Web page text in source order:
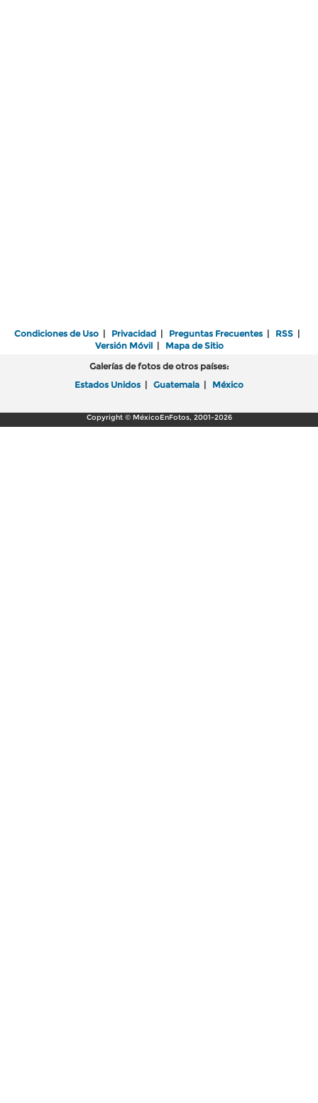
Condiciones de Uso | Privacidad | Preguntas Frecuentes | RSS |
Versión Móvil| Mapa de Sitio
Galerías de fotos de otros países:
Estados Unidos | Guatemala | México
Copyright © MéxicoEnFotos, 2001-2026